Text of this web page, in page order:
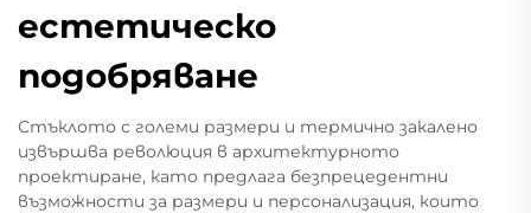
естетическо
подобряване
Стъклото с големи размери и термично закалено
извършва революция в архитектурното
проектиране, като предлага безпрецедентни
възможности за размери и персонализация, които